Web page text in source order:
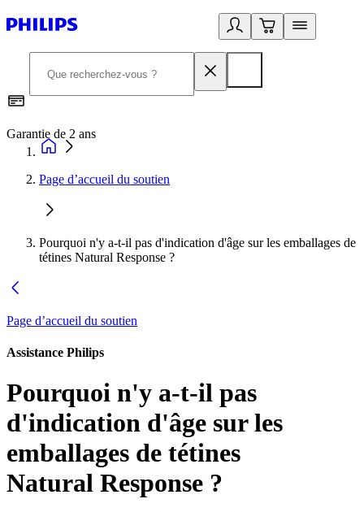
Garantie de 2 ans
Page d’accueil du soutien
Pourquoi n'y a-t-il pas d'indication d'âge sur les emballages de
tétines Natural Response ?
Page d’accueil du soutien
Assistance Philips
Pourquoi n'y a-t-il pas
d'indication d'âge sur les
emballages de tétines
Natural Response ?